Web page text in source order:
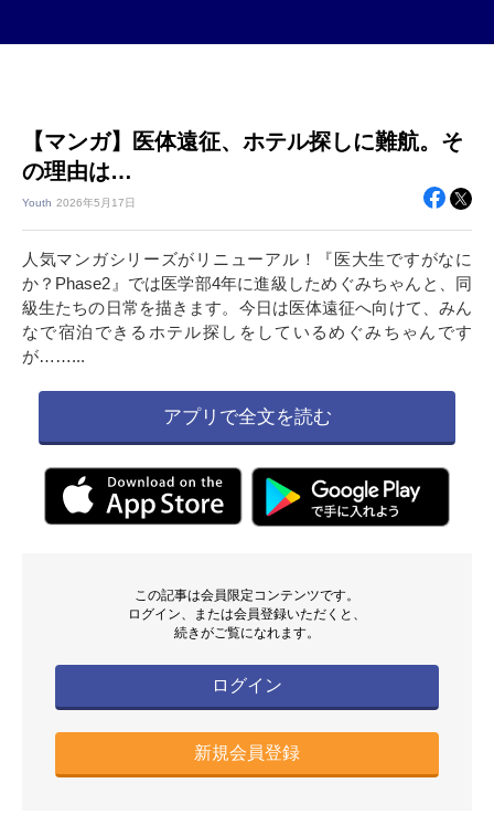
【マンガ】医体遠征、ホテル探しに難航。そ
の理由は…
Youth 2026年5月17日
人気マンガシリーズがリニューアル！『医大生ですがなに
か？Phase2』では医学部4年に進級しためぐみちゃんと、同
級生たちの日常を描きます。今日は医体遠征へ向けて、みん
なで宿泊できるホテル探しをしているめぐみちゃんです
が……...
アプリで全文を読む
この記事は会員限定コンテンツです。
ログイン、または会員登録いただくと、
続きがご覧になれます。
ログイン
新規会員登録